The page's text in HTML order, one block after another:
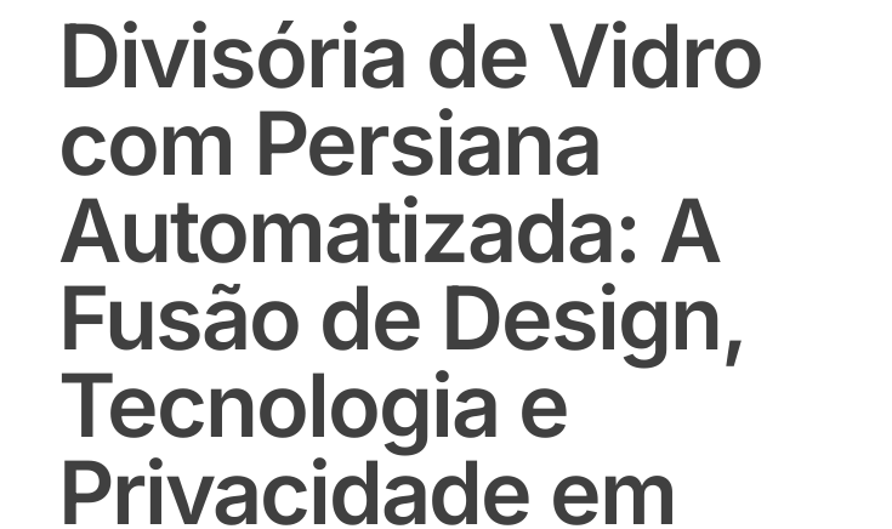
Divisória de Vidro
com Persiana
Automatizada: A
Fusão de Design,
Tecnologia e
Privacidade em